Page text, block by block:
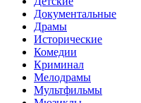
Документальные
Драмы
Исторические
Комедии
Криминал
Мелодрамы
Мультфильмы